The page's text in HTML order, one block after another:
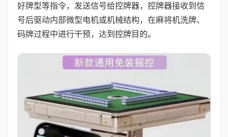
好牌型等指令，发送信号给控牌器，控牌器接收到信
号后驱动内部微型电机或机械结构，在麻将机洗牌、
码牌过程中进行干预，达到控牌目的。